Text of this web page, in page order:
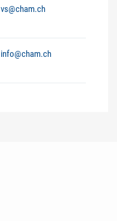
vs@cham.ch
info@cham.ch